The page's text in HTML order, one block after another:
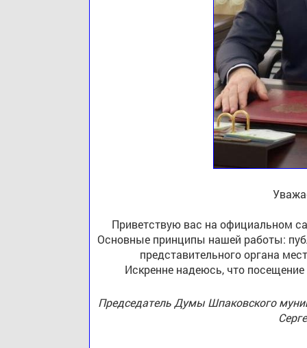
Приветствую вас на официальном
Основные принципы нашей работы:
представительного органа
Искренне надеюсь, что
Председатель Думы Шпаковского